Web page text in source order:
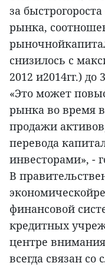
за
рынка,
снизилось с
2012 и2014гг.) до
«Это может
рынка во время
продажи
перевода
инвесторами», -
В
финансовой
кредитных
центре
всегда связан